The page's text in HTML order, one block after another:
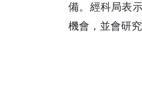
備。經科局表
機會，並會研